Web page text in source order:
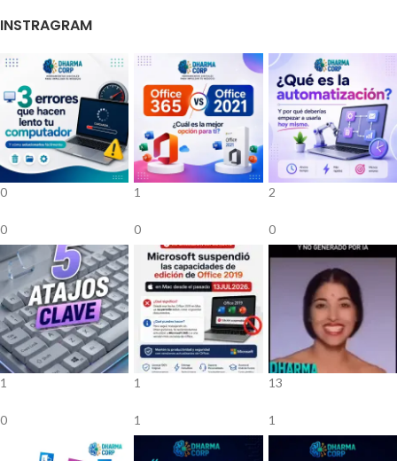
INSTRAGRAM
0
0
1
0
2
0
1
0
1
1
13
1